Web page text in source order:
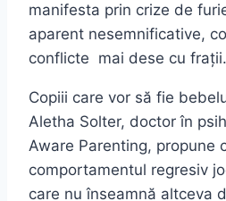
manifesta prin crize de
aparent nesemnificative,
conflicte mai dese cu frații.
Copiii care vor să fie
Aletha Solter, doctor în
Aware Parenting, propune
comportamentul regresiv
care nu înseamnă altceva